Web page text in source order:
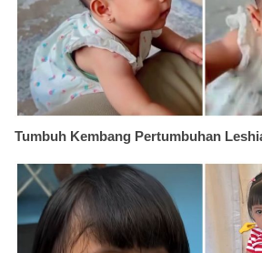
Tumbuh Kembang Pertumbuhan